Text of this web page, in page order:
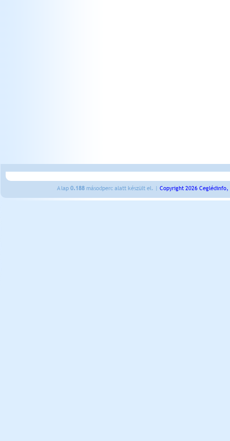
A lap 0.188 másodperc alatt készült el. | Copyright 2026